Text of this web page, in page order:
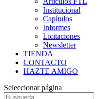
Institucional
Capítulos
Informes
Licitaciones
Newsletter
TIENDA
CONTACTO
HAZTE AMIGO
Seleccionar página